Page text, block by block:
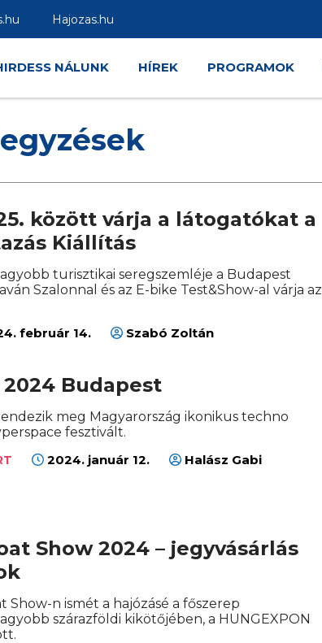
Hajozas.hu
NÁLUNK HÍREK PROGRAMOK
között várja a látogatókat a
Kiállítás
turisztikai seregszemléje a Budapest
Szalonnal és az E-bike Test&Show-al várja az
február 14. Szabó Zoltán
Budapest
meg Magyarország ikonikus techno
fesztivált.
2024. január 12. Halász Gabi
Show 2024 – jegyvásárlás
Show-n ismét a hajózásé a főszerep
szárazföldi kikötőjében, a HUNGEXPON